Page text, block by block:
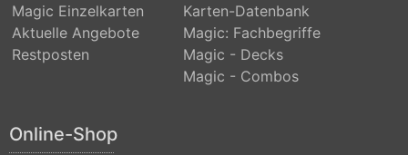
Magic Einzelkarten
Aktuelle Angebote
Restposten
Karten-Datenbank
Magic: Fachbegriffe
Magic - Decks
Magic - Combos
Online-Shop